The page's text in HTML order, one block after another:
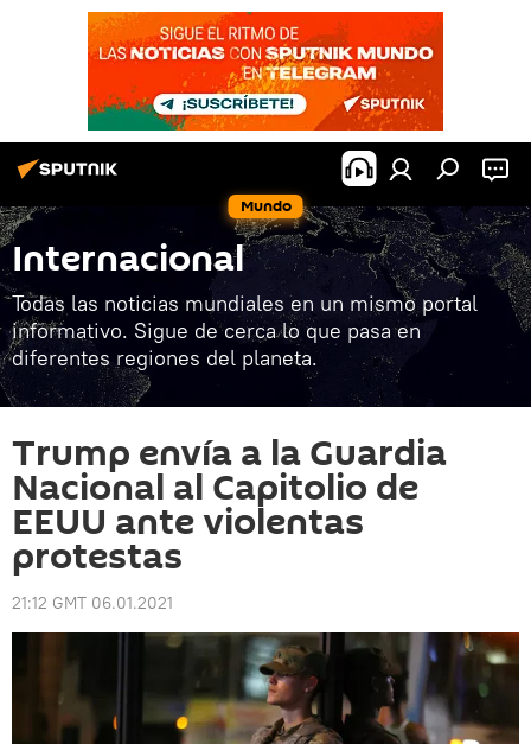
Mundo
Internacional
Todas las noticias mundiales en un mismo portal
informativo. Sigue de cerca lo que pasa en
diferentes regiones del planeta.
Trump envía a la Guardia
Nacional al Capitolio de
EEUU ante violentas
protestas
21:12 GMT 06.01.2021